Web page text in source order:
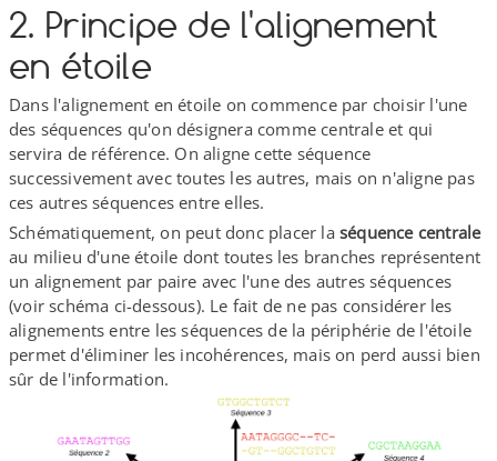
2. Principe de l'alignement
en étoile
Dans l'alignement en étoile on commence par choisir l'une
des séquences qu'on désignera comme centrale et qui
servira de référence. On aligne cette séquence
successivement avec toutes les autres, mais on n'aligne pas
ces autres séquences entre elles.
Schématiquement, on peut donc placer la séquence centrale
au milieu d'une étoile dont toutes les branches représentent
un alignement par paire avec l'une des autres séquences
(voir schéma ci-​dessous). Le fait de ne pas considérer les
alignements entre les séquences de la périphérie de l'étoile
permet d'éliminer les incohérences, mais on perd aussi bien
sûr de l'information.